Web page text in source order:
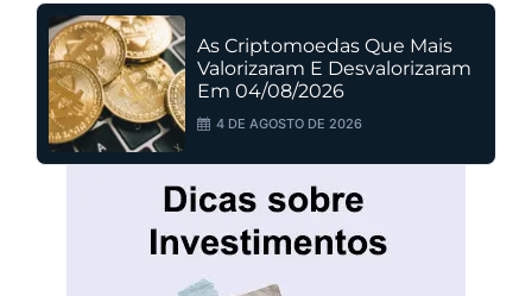
As Criptomoedas Que Mais
Valorizaram E Desvalorizaram
Em 04/08/2026
4 DE AGOSTO DE 2026